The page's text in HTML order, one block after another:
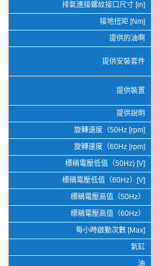
排氣連接螺紋接口尺寸 [in]
接地扭矩 [Nm]
提供的油啊
提供安裝套件
提供裝置
提供說明
旋轉速度（50Hz [rpm]
旋轉速度（60Hz [rpm]
標稱電壓低值（50Hz) [V]
標稱電壓低值（60Hz）[V]
標稱電壓高值（50Hz）
標稱電壓高值（60Hz）
每小時啟動次數 [Max]
氣缸
油